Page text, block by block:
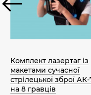
Комплект лазертаг із
макетами сучасної
стрілецької зброї АК-
на 8 гравців